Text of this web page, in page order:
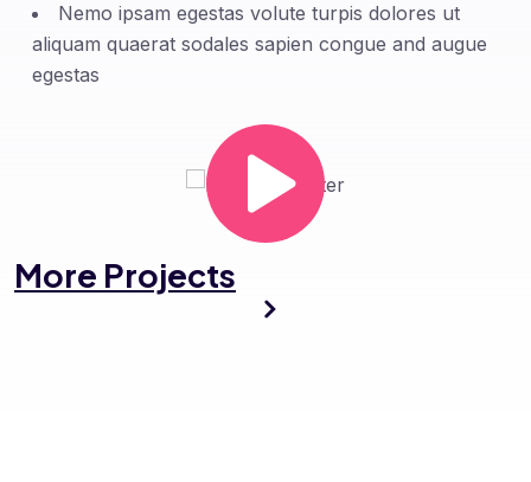
Nemo ipsam egestas volute turpis dolores ut
aliquam quaerat sodales sapien congue and augue
egestas
More Projects